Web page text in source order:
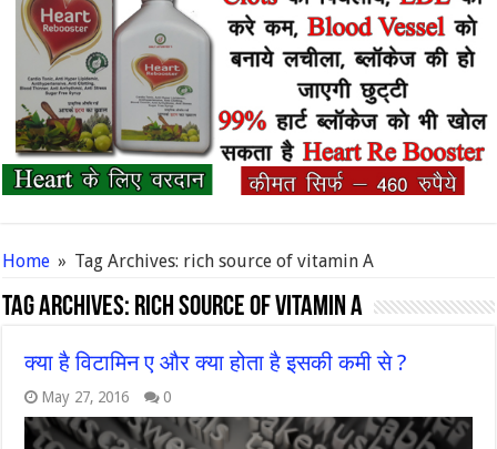
Home » Tag Archives: rich source of vitamin A
Tag Archives: rich source of vitamin A
क्‍या है विटामिन ए और क्‍या होता है इसकी कमी से ?
May 27, 2016 0